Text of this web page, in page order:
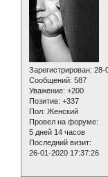
Зарегистрирован: 28-
Сообщений: 587
Уважение: +200
Позитив: +337
Пол: Женский
Провел на форуме:
5 дней 14 часов
Последний визит:
26-01-2020 17:37:26